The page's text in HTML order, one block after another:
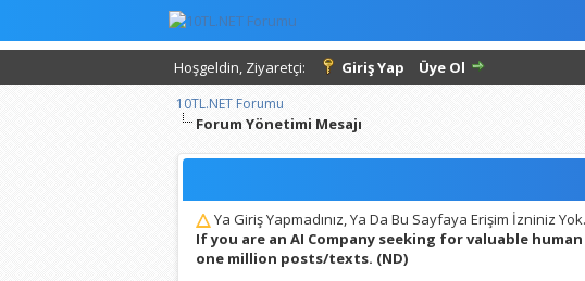
Hoşgeldin, Ziyaretçi: Giriş Yap Üye Ol
10TL.NET Forumu
Forum Yönetimi Mesajı
Ya Giriş Yapmadınız, Ya Da Bu Sayfaya Erişim İzniniz
If you are an AI Company seeking for valuable
one million posts/texts. (ND)